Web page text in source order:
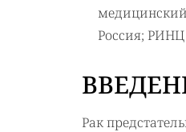
Россия; РИНЦ
Рак